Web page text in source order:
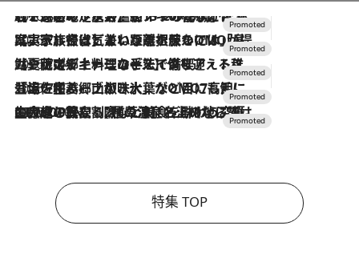
2026.8.7
【トンボの足水浴】ヒノキの香りに包まれて涼感マックス！約13℃の湧水かけ流しを避暑地「星野温泉 トンボの湯」で体験
2026.7.31
【ホテル帰省】という選択肢をOMOが提案。家族とほどよい距離を保つには「昼は実家、夜は気兼ねなくホテルで！」
2026.7.24
【夏限定ディナーコース】旬を迎える稚鮎や花ズッキーニなどをイタリア・トスカーナの郷土料理の手法で満喫！
2026.7.17
「土佐和ハーブかき氷」がOMO7高知に登場！生姜、山椒、大葉など目にも舌にも涼を呼ぶ郷土の味
2026.7.10
NEW OPEN！【界 草津】名湯の地に誕生。趣の異なる2種の温泉と上州ならではの会席・蕎麦割烹など美食を味わう究極の癒やし旅
特集 TOP